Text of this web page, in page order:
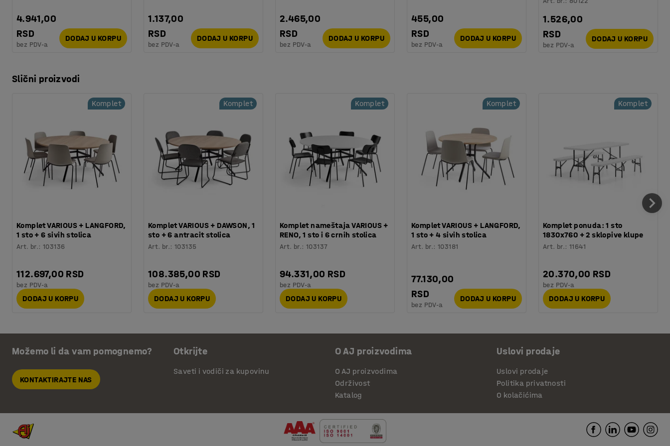
4.941,00
RSD
bez PDV-a
DODAJ U KORPU
1.137,00
RSD
bez PDV-a
DODAJ U KORPU
2.465,00
RSD
bez PDV-a
DODAJ U KORPU
455,00
RSD
bez PDV-a
DODAJ U KORPU
1.526,00
RSD
bez PDV-a
DODAJ U KORPU
Slični proizvodi
Komplet
Komplet VARIOUS + LANGFORD,
1 sto + 6 sivih stolica
Art. br.:103136
112.697,00 RSD
bez PDV-a
DODAJ U KORPU
Komplet
Komplet VARIOUS + DAWSON, 1
sto + 6 antracit stolica
Art. br.:103135
108.385,00 RSD
bez PDV-a
DODAJ U KORPU
Komplet
Komplet nameštaja VARIOUS +
RENO, 1 sto i 6 crnih stolica
Art. br.:103137
94.331,00 RSD
bez PDV-a
DODAJ U KORPU
Komplet
Komplet VARIOUS + LANGFORD,
1 sto + 4 sivih stolica
Art. br.:103181
77.130,00
RSD
bez PDV-a
DODAJ U KORPU
Komplet
Komplet ponuda: 1 sto
1830x760 + 2 sklopive klupe
Art. br.:11641
20.370,00 RSD
bez PDV-a
DODAJ U KORPU
Možemo li da vam pomognemo?
KONTAKTIRAJTE NAS
Otkrijte
Saveti i vodiči za kupovinu
O AJ proizvodima
O AJ proizvodima
Održivost
Katalog
Uslovi prodaje
Uslovi prodaje
Politika privatnosti
O kolačićima